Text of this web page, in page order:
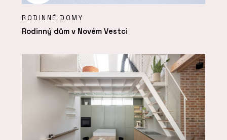
RODINNÉ DOMY
Rodinný dům v Novém Vestci